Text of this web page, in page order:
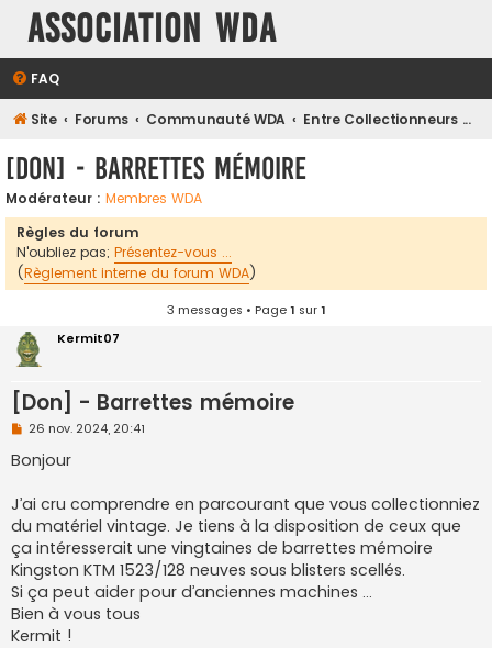
Association WDA
FAQ
Site Forums Communauté WDA Entre Collectionneurs ...
[Don] - Barrettes mémoire
Modérateur : Membres WDA
Règles du forum
N'oubliez pas; Présentez-vous ...
(Règlement interne du forum WDA)
3 messages • Page1 sur1
Kermit07
[Don] - Barrettes mémoire
M
s
s
g
e
n
o
n
l
26 nov. 2024, 20:41
Bonjour
J’ai cru comprendre en parcourant que vous collectionniez
du matériel vintage. Je tiens à la disposition de ceux que
ça intéresserait une vingtaines de barrettes mémoire
Kingston KTM 1523/128 neuves sous blisters scellés.
Si ça peut aider pour d’anciennes machines …
Bien à vous tous
Kermit !